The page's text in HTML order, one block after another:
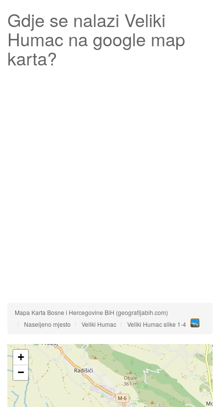
Gdje se nalazi Veliki
Humac na google map
karta?
Mapa Karta Bosne i Hercegovine BiH (geografijabih.com)
Naseljeno mjesto
Veliki Humac Veliki Humac slike 1-4
+
−